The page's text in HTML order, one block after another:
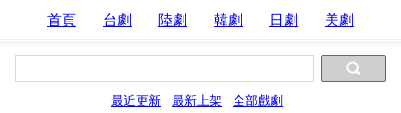
首頁 台劇 陸劇 韓劇 日劇 美劇
最近更新 最新上架 全部戲劇